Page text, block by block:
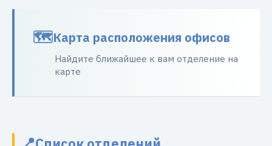
Карта расположения офисов
Найдите ближайшее к вам отделение на
карте